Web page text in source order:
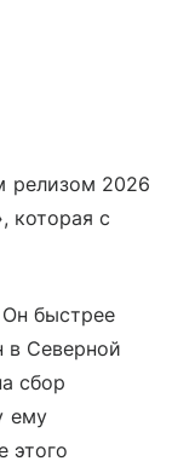
релизом 2026
которая с
быстрее
в Северной
сбор
ему
этого